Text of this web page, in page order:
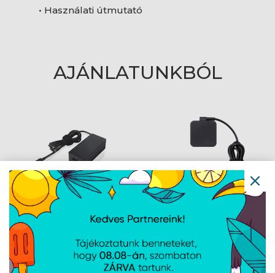
• Használati útmutató
AJÁNLATUNKBÓL
Lenovo USB-C Adapter
65W - GX20P92529 -
Black
ÚJDONSÁG
ASUS 68W Adapter -
Fekete